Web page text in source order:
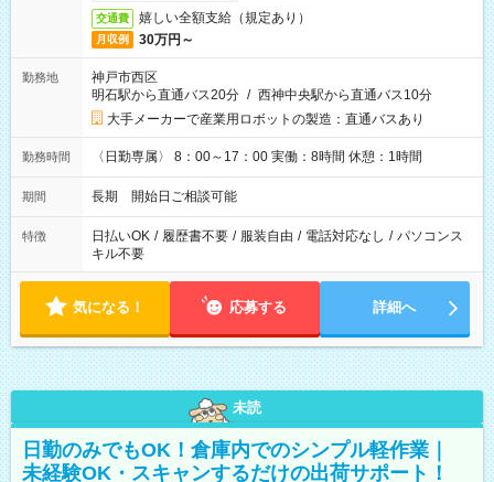
交通費 嬉しい全額支給（規定あり）
月収例 30万円～
勤務地
神戸市西区
明石駅から直通バス20分 / 西神中央駅から直通バス10分
大手メーカーで産業用ロボットの製造：直通バスあり
勤務時間 〈日勤専属〉 8：00～17：00 実働：8時間 休憩：1時間
期間 長期 開始日ご相談可能
特徴 日払いOK / 履歴書不要 / 服装自由 / 電話対応なし / パソコンス
キル不要
気になる！ 応募する 詳細へ
未読
日勤のみでもOK！倉庫内でのシンプル軽作業｜
未経験OK・スキャンするだけの出荷サポート！